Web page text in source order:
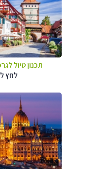
תכנון טיול
לחץ